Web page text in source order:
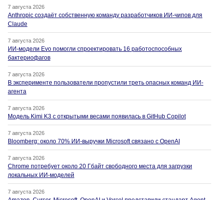
7 августа 2026
Anthropic создаёт собственную команду разработчиков ИИ-чипов для
Claude
7 августа 2026
ИИ-модели Evo помогли спроектировать 16 работоспособных
бактериофагов
7 августа 2026
В эксперименте пользователи пропустили треть опасных команд ИИ-
агента
7 августа 2026
Модель Kimi K3 с открытыми весами появилась в GitHub Copilot
7 августа 2026
Bloomberg: около 70% ИИ-выручки Microsoft связано с OpenAI
7 августа 2026
Chrome потребует около 20 Гбайт свободного места для загрузки
локальных ИИ-моделей
7 августа 2026